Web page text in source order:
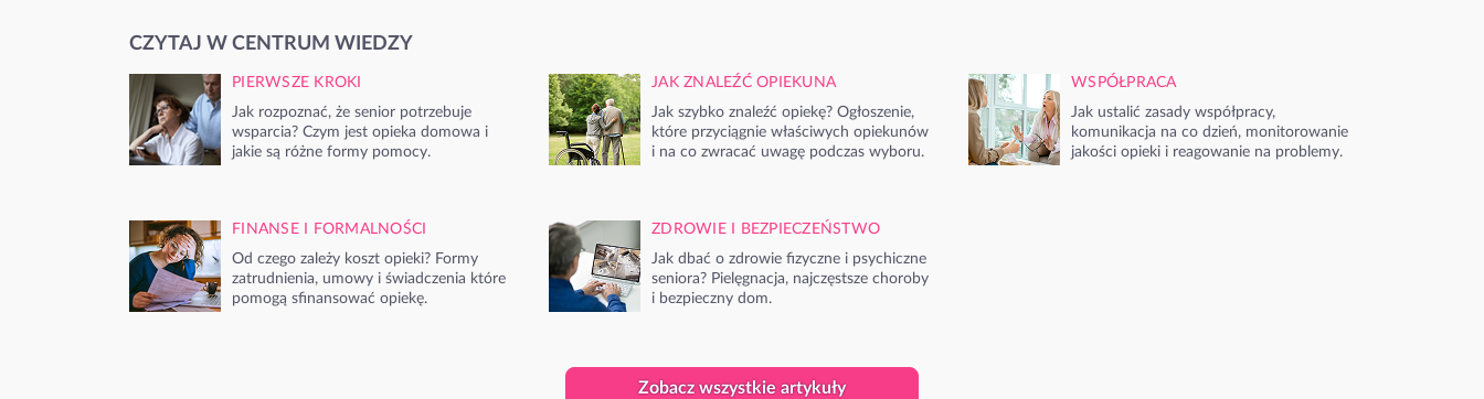
CZYTAJ W CENTRUM WIEDZY
PIERWSZE KROKI
Jak rozpoznać, że senior potrzebuje
wsparcia? Czym jest opieka domowa i
jakie są różne formy pomocy.
JAK ZNALEŹĆ OPIEKUNA
Jak szybko znaleźć opiekę? Ogłoszenie,
które przyciągnie właściwych opiekunów
i na co zwracać uwagę podczas wyboru.
WSPÓŁPRACA
Jak ustalić zasady współpracy,
komunikacja na co dzień, monitorowanie
jakości opieki i reagowanie na problemy.
FINANSE I FORMALNOŚCI
Od czego zależy koszt opieki? Formy
zatrudnienia, umowy i świadczenia które
pomogą sfinansować opiekę.
ZDROWIE I BEZPIECZEŃSTWO
Jak dbać o zdrowie fizyczne i psychiczne
seniora? Pielęgnacja, najczęstsze choroby
i bezpieczny dom.
Zobacz wszystkie artykuły